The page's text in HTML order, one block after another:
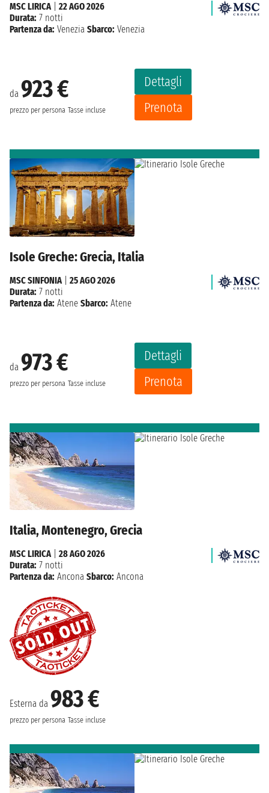
da 923 €
prezzo per persona Tasse incluse
Dettagli
Prenota
MSC LIRICA| 22 AGO 2026
Durata: 7 notti
Partenza da: Venezia Sbarco: Venezia
Isole Greche: Grecia, Italia
da 973 €
prezzo per persona Tasse incluse
Dettagli
Prenota
MSC SINFONIA| 25 AGO 2026
Durata: 7 notti
Partenza da: Atene Sbarco: Atene
Italia, Montenegro, Grecia
Esterna da 983 €
prezzo per persona Tasse incluse
MSC LIRICA| 28 AGO 2026
Durata: 7 notti
Partenza da: Ancona Sbarco: Ancona